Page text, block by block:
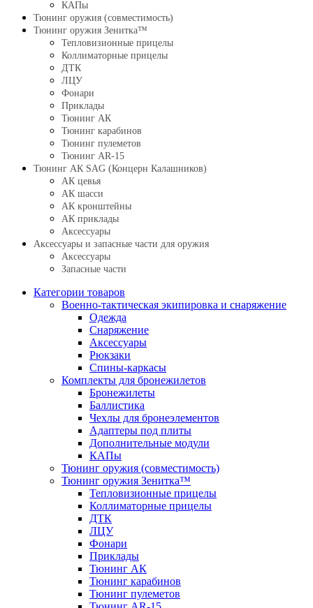
КАПы
Тюнинг оружия (совместимость)
Тюнинг оружия Зенитка™
Тепловизионные прицелы
Коллиматорные прицелы
ДТК
ЛЦУ
Фонари
Приклады
Тюнинг АК
Тюнинг карабинов
Тюнинг пулеметов
Тюнинг AR-15
Тюнинг АК SAG (Концерн Калашников)
АК цевья
АК шасси
АК кронштейны
АК приклады
Аксессуары
Аксессуары и запасные части для оружия
Аксессуары
Запасные части
Категории товаров
Военно-тактическая экипировка и снаряжение
Одежда
Снаряжение
Аксессуары
Рюкзаки
Спины-каркасы
Комплекты для бронежилетов
Бронежилеты
Баллистика
Чехлы для бронеэлементов
Адаптеры под плиты
Дополнительные модули
КАПы
Тюнинг оружия (совместимость)
Тюнинг оружия Зенитка™
Тепловизионные прицелы
Коллиматорные прицелы
ДТК
ЛЦУ
Фонари
Приклады
Тюнинг АК
Тюнинг карабинов
Тюнинг пулеметов